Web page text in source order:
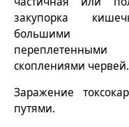
закупорка
большими
переплетенными
скоплениями червей.
Заражение
путями.